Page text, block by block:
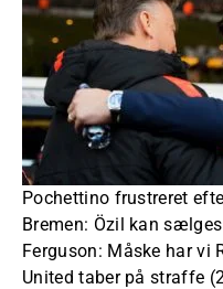
Pochettino frustreret
Bremen: Özil kan
Ferguson: Måske har vi
United taber på straffe